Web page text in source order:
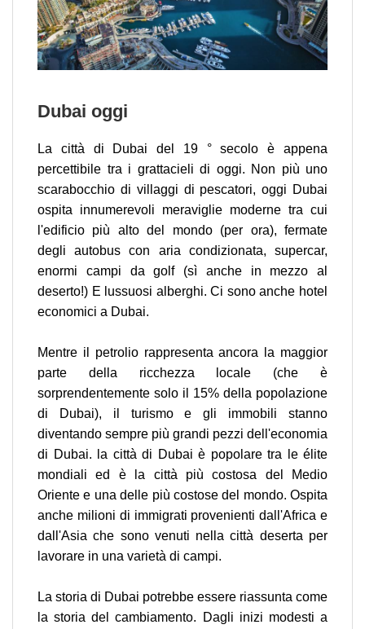
Dubai oggi
La città di Dubai del 19 ° secolo è appena
percettibile tra i grattacieli di oggi. Non più uno
scarabocchio di villaggi di pescatori, oggi Dubai
ospita innumerevoli meraviglie moderne tra cui
l'edificio più alto del mondo (per ora), fermate
degli autobus con aria condizionata, supercar,
enormi campi da golf (sì anche in mezzo al
deserto!) E lussuosi alberghi. Ci sono anche hotel
economici a Dubai.
Mentre il petrolio rappresenta ancora la maggior
parte della ricchezza locale (che è
sorprendentemente solo il 15% della popolazione
di Dubai), il turismo e gli immobili stanno
diventando sempre più grandi pezzi dell'economia
di Dubai. la città di Dubai è popolare tra le élite
mondiali ed è la città più costosa del Medio
Oriente e una delle più costose del mondo. Ospita
anche milioni di immigrati provenienti dall'Africa e
dall'Asia che sono venuti nella città deserta per
lavorare in una varietà di campi.
La storia di Dubai potrebbe essere riassunta come
la storia del cambiamento. Dagli inizi modesti a